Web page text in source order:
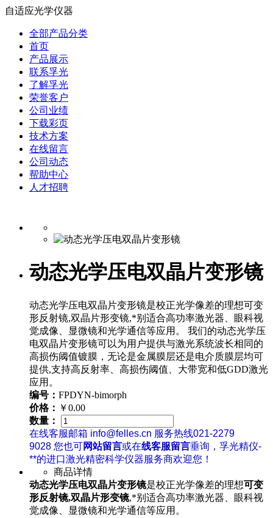
自适应光学仪器
全部产品分类
首页
产品展示
联系孚光
了解孚光
荣誉客户
公司业绩
下载彩页
技术方案
在线留言
公司动态
帮助中心
人才招聘
动态光学压电双晶片变形镜
动态光学压电双晶片变形镜是校正光学像差的理想可变
形反射镜,双晶片形变镜,*别适合高功率激光器、眼科视
觉成像、显微镜和光学通信等应用。 我们的动态光学压
电双晶片变形镜可以为用户提供与激光系统波长相同的
高损伤阈值镀膜，无论是金属膜层还是电介质膜层均可
提供,支持高反射率、高损伤阈值、大带宽和低GDD激光
应用。
编号： FPDYN-bimorph
价格： ￥0.00
数量：
在线客服邮箱 info@felles.cn 服务热线021-2279
9028 您也可网站留言或在线客服留言垂询，孚光精仪-
**的进口激光精密科学仪器服务商欢迎您！
商品详情
动态光学压电双晶片变形镜是校正光学像差的理想可变
形反射镜,双晶片形变镜,*别适合高功率激光器、眼科视
觉成像、显微镜和光学通信等应用。